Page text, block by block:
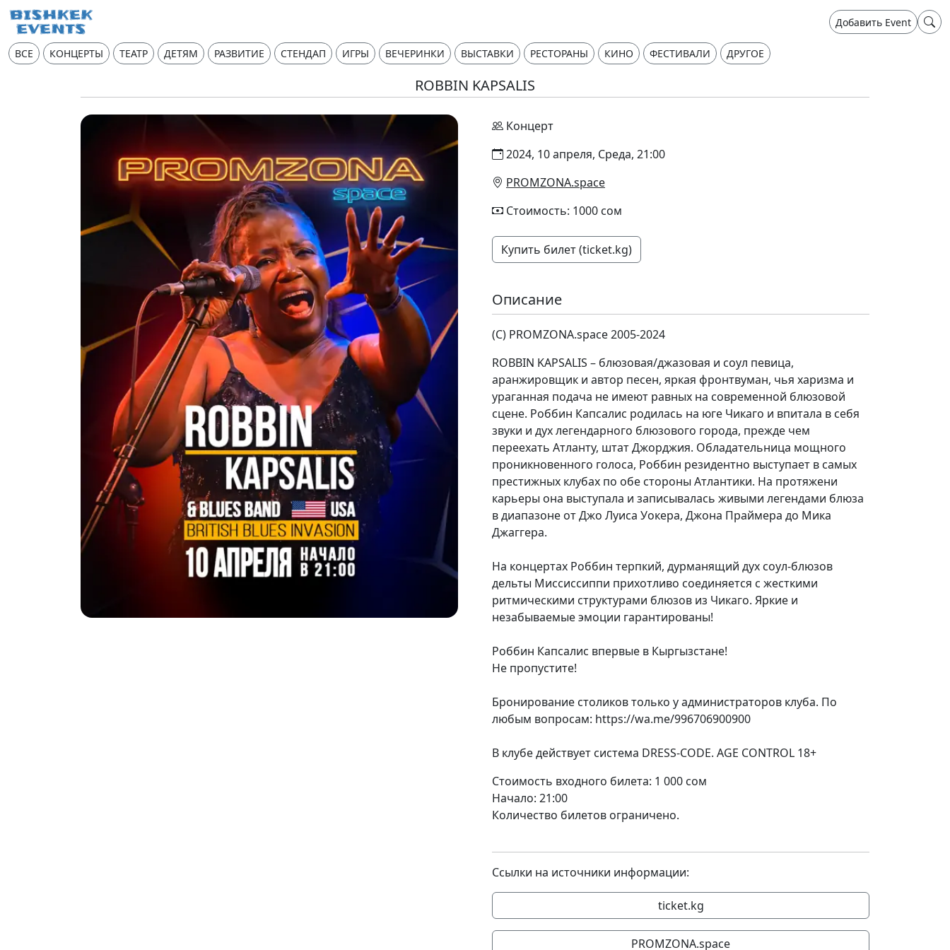
Добавить Event
ВСЕ КОНЦЕРТЫ ТЕАТР ДЕТЯМ РАЗВИТИЕ СТЕНДАП ИГРЫ ВЕЧЕРИНКИ ВЫСТАВКИ РЕСТОРАНЫ КИНО ФЕСТИВАЛИ ДРУГОЕ
ROBBIN KAPSALIS
Концерт
2024, 10 апреля, Среда, 21:00
PROMZONA.space
Стоимость: 1000 сом
Купить билет (ticket.kg)
Описание
(С) PROMZONA.space 2005-2024
ROBBIN KAPSALIS – блюзовая/джазовая и соул певица,
аранжировщик и автор песен, яркая фронтвуман, чья харизма и
ураганная подача не имеют равных на современной блюзовой
сцене. Роббин Капсалис родилась на юге Чикаго и впитала в себя
звуки и дух легендарного блюзового города, прежде чем
переехать Атланту, штат Джорджия. Обладательница мощного
проникновенного голоса, Роббин резидентно выступает в самых
престижных клубах по обе стороны Атлантики. На протяжени
карьеры она выступала и записывалась живыми легендами блюза
в диапазоне от Джо Луиса Уокера, Джона Праймера до Мика
Джаггера.
На концертах Роббин терпкий, дурманящий дух соул-блюзов
дельты Миссиссиппи прихотливо соединяется с жесткими
ритмическими структурами блюзов из Чикаго. Яркие и
незабываемые эмоции гарантированы!
Роббин Капсалис впервые в Кыргызстане!
Не пропустите!
Бронирование столиков только у администраторов клуба. По
любым вопросам: https://wa.me/996706900900
В клубе действует система DRESS-CODE. AGE CONTROL 18+
Стоимость входного билета: 1 000 сом
Начало: 21:00
Количество билетов ограничено.
Ссылки на источники информации:
ticket.kg
PROMZONA.space